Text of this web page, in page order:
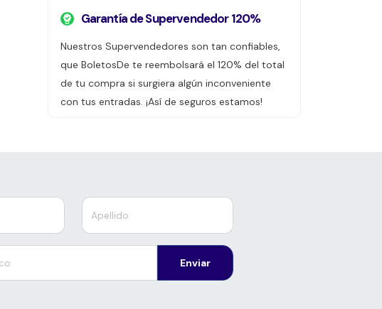
Garantía de Supervendedor 120%
Nuestros Supervendedores son tan confiables,
que BoletosDe te reembolsará el 120% del total
de tu compra si surgiera algún inconveniente
con tus entradas. ¡Así de seguros estamos!
Enviar